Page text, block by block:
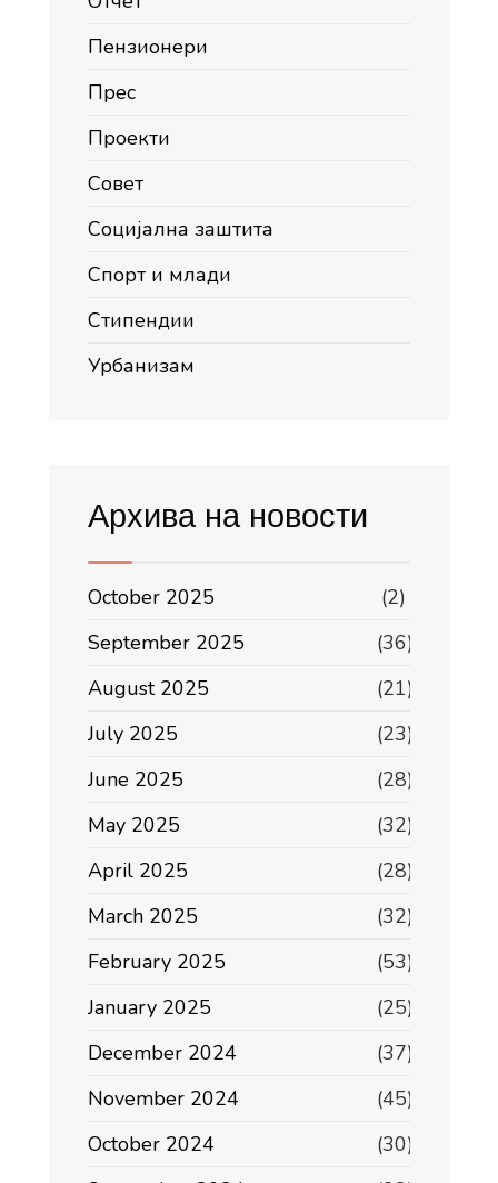
Пензионери
Прес
Проекти
Совет
Социјална заштита
Спорт и млади
Стипендии
Урбанизам
Архива на новости
October 2025
(2)
September 2025
(36)
August 2025
(21)
July 2025
(23)
June 2025
(28)
May 2025
(32)
April 2025
(28)
March 2025
(32)
February 2025
(53)
January 2025
(25)
December 2024
(37)
November 2024
(45)
October 2024
(30)